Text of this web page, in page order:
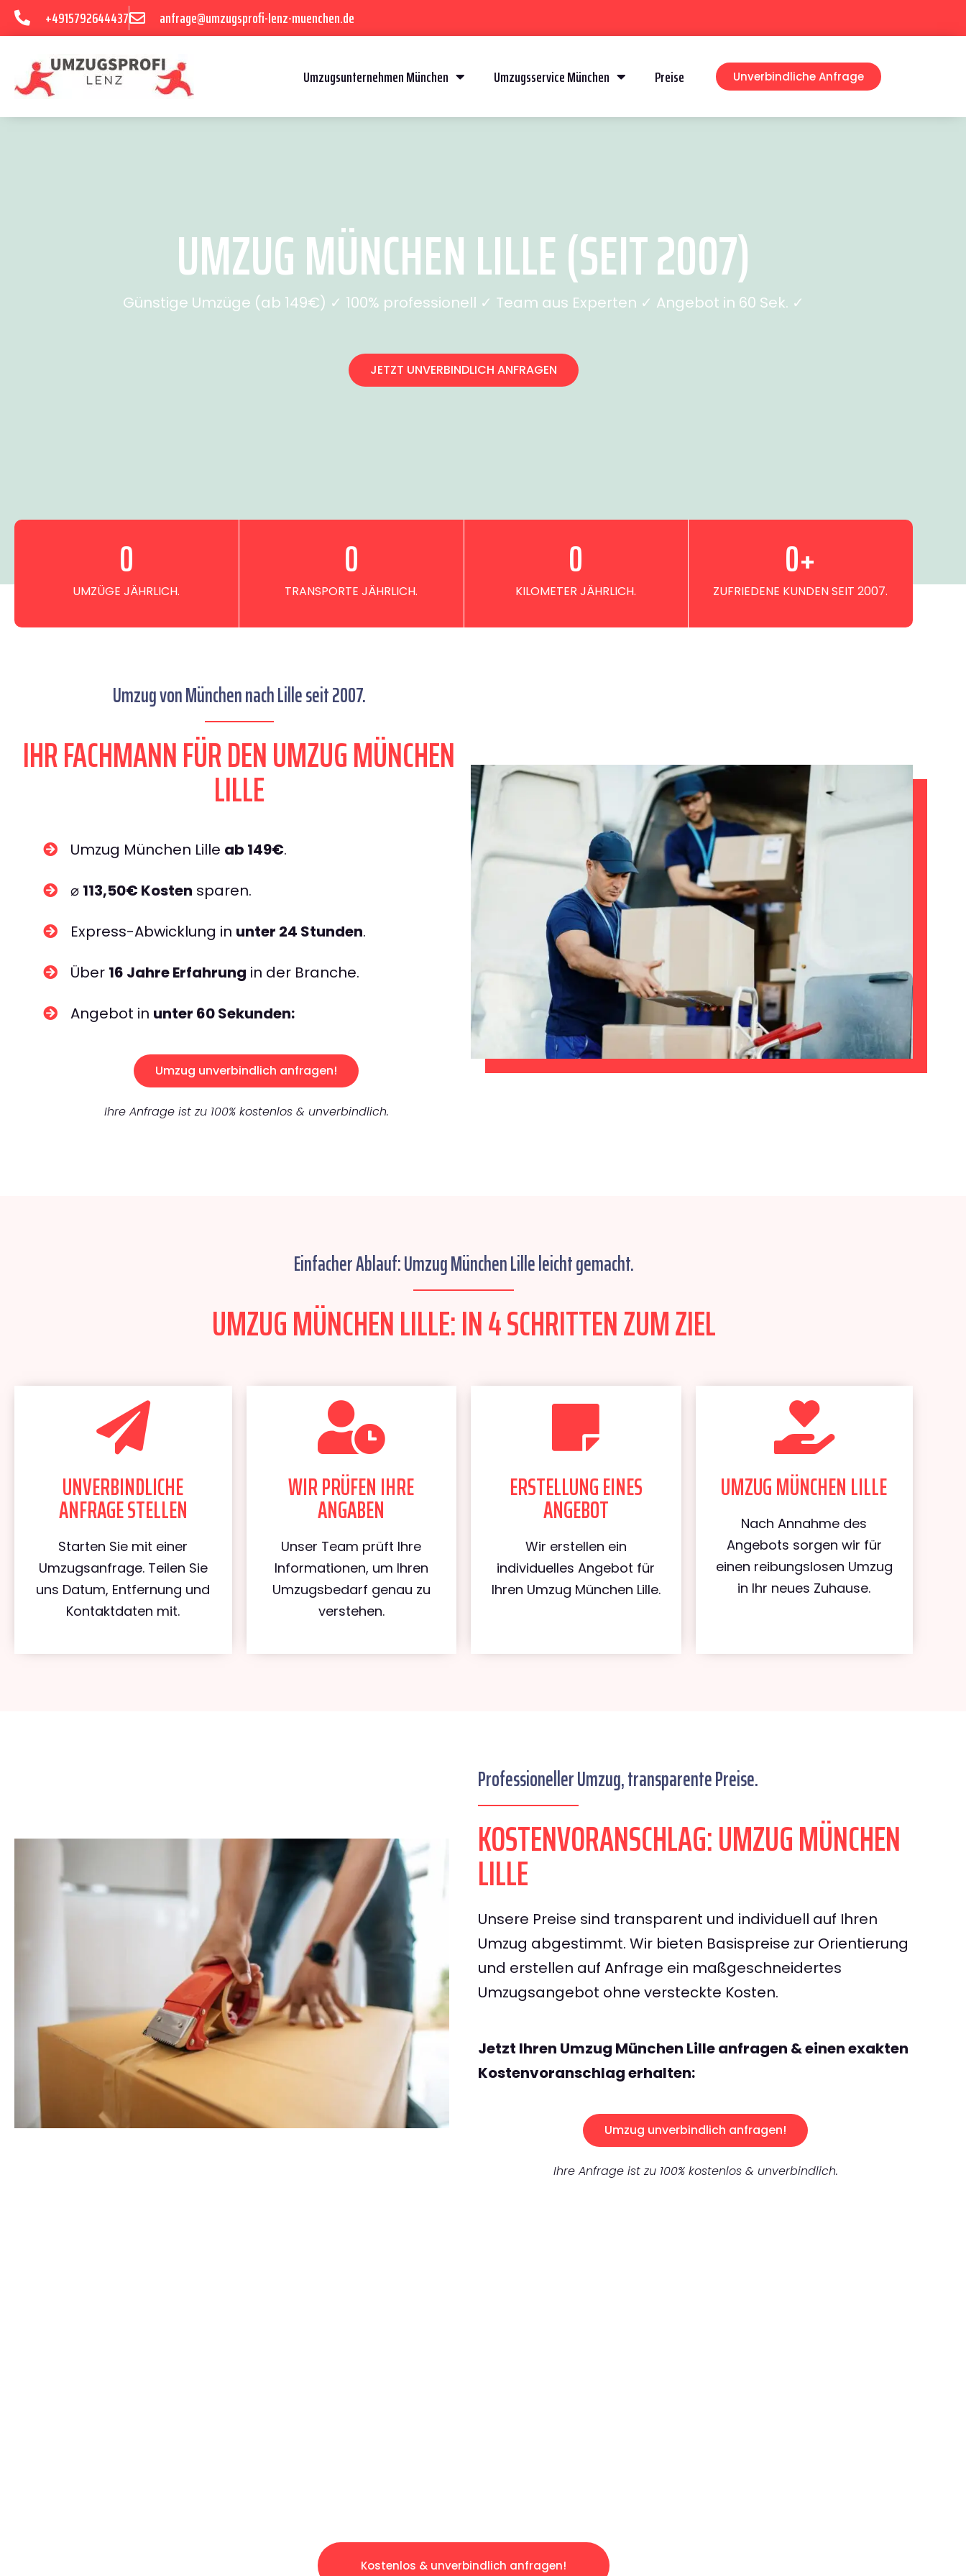
+4915792644437 anfrage@umzugsprofi-lenz-muenchen.de
Umzugsunternehmen München Umzugsservice München Preise Unverbindliche Anfrage
UMZUG MÜNCHEN LILLE (SEIT 2007)
Günstige Umzüge (ab 149€) ✓ 100% professionell ✓ Team aus Experten ✓ Angebot in 60 Sek. ✓
JETZT UNVERBINDLICH ANFRAGEN
UMZÜGE JÄHRLICH.
0
TRANSPORTE JÄHRLICH.
0
KILOMETER JÄHRLICH.
0
ZUFRIEDENE KUNDEN SEIT 2007.
0+
Umzug von München nach Lille seit 2007.
IHR FACHMANN FÜR DEN UMZUG MÜNCHEN
LILLE
Umzug München Lille ab 149€.
⌀ 113,50€ Kosten sparen.
Express-Abwicklung in unter 24 Stunden.
Über 16 Jahre Erfahrung in der Branche.
Angebot in unter 60 Sekunden:
Umzug unverbindlich anfragen!
Ihre Anfrage ist zu 100% kostenlos & unverbindlich.
Einfacher Ablauf: Umzug München Lille leicht gemacht.
UMZUG MÜNCHEN LILLE: IN 4 SCHRITTEN ZUM ZIEL
UNVERBINDLICHE
ANFRAGE STELLEN
Starten Sie mit einer
Umzugsanfrage. Teilen Sie
uns Datum, Entfernung und
Kontaktdaten mit.
WIR PRÜFEN IHRE
ANGABEN
Unser Team prüft Ihre
Informationen, um Ihren
Umzugsbedarf genau zu
verstehen.
ERSTELLUNG EINES
ANGEBOT
Wir erstellen ein
individuelles Angebot für
Ihren Umzug München Lille.
UMZUG MÜNCHEN LILLE
Nach Annahme des
Angebots sorgen wir für
einen reibungslosen Umzug
in Ihr neues Zuhause.
Professioneller Umzug, transparente Preise.
KOSTENVORANSCHLAG: UMZUG MÜNCHEN
LILLE
Unsere Preise sind transparent und individuell auf Ihren
Umzug abgestimmt. Wir bieten Basispreise zur Orientierung
und erstellen auf Anfrage ein maßgeschneidertes
Umzugsangebot ohne versteckte Kosten.
Jetzt Ihren Umzug München Lille anfragen & einen exakten
Kostenvoranschlag erhalten:
Umzug unverbindlich anfragen!
Ihre Anfrage ist zu 100% kostenlos & unverbindlich.
Kostenlos & unverbindlich anfragen!